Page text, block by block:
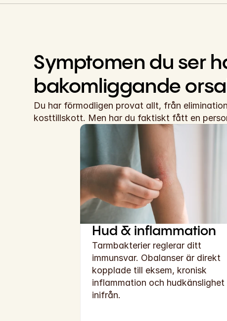
Symptomen du ser
bakomliggande
Du har förmodligen provat allt, från
kosttillskott. Men har du faktiskt fått en
Hud & inflammation
Tarmbakterier reglerar ditt
immunsvar. Obalanser är direkt
kopplade till eksem, kronisk
inflammation och hudkänslighet
inifrån.